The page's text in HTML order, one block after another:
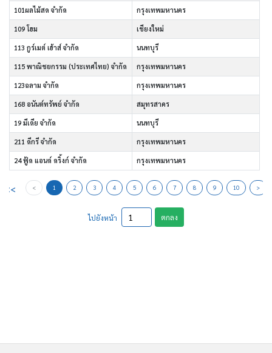
101ผลไม้สด จำกัด กรุงเทพมหานคร
109 โฮม เชียงใหม่
113 กูร์เมต์ เฮ้าส์ จำกัด นนทบุรี
115 พาณิชยกรรม (ประเทศไทย) จำกัด กรุงเทพมหานคร
123ฉลาม จำกัด กรุงเทพมหานคร
168 อนันต์ทรัพย์ จำกัด สมุทรสาคร
19 มีเดีย จำกัด นนทบุรี
211 ดีกรี จำกัด กรุงเทพมหานคร
24 ฟู้ด แอนด์ ดริ้งก์ จำกัด กรุงเทพมหานคร
<< < 1 2 3 4 5 6 7 8 9 10 >
ไปยังหน้า ตกลง